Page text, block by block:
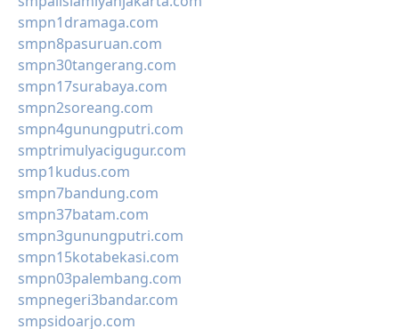
smpn1dramaga.com
smpn8pasuruan.com
smpn30tangerang.com
smpn17surabaya.com
smpn2soreang.com
smpn4gunungputri.com
smptrimulyacigugur.com
smp1kudus.com
smpn7bandung.com
smpn37batam.com
smpn3gunungputri.com
smpn15kotabekasi.com
smpn03palembang.com
smpnegeri3bandar.com
smpsidoarjo.com